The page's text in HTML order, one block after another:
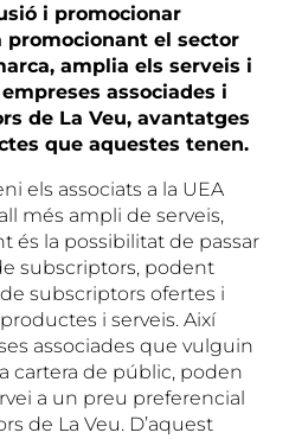
i promocionar
promocionant el sector
amplia els serveis i
associades i
de La Veu, avantatges
que aquestes tenen.
els associats a la UEA
més ampli de serveis,
és la possibilitat de passar
subscriptors, podent
subscriptors ofertes i
i serveis. Així
associades que vulguin
cartera de públic, poden
a un preu preferencial
de La Veu. D’aquest